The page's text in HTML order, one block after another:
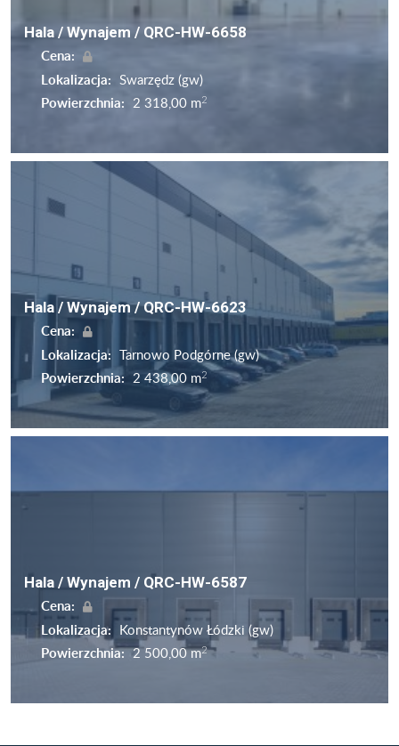
Hala / Wynajem / QRC-HW-6658
Cena:
Lokalizacja: Swarzędz (gw)
Powierzchnia: 2 318,00 m2
Hala / Wynajem / QRC-HW-6623
Cena:
Lokalizacja: Tarnowo Podgórne (gw)
Powierzchnia: 2 438,00 m2
Hala / Wynajem / QRC-HW-6587
Cena:
Lokalizacja: Konstantynów Łódzki (gw)
Powierzchnia: 2 500,00 m2